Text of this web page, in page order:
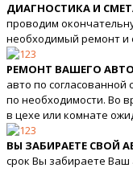
ДИАГНОСТИКА И
проводим
необходимый ремонт и
РЕМОНТ ВАШЕГО
авто по
по необходимости. Во
в цехе или комнате
ВЫ ЗАБИРАЕТЕ СВОЙ
срок Вы забираете Ваш